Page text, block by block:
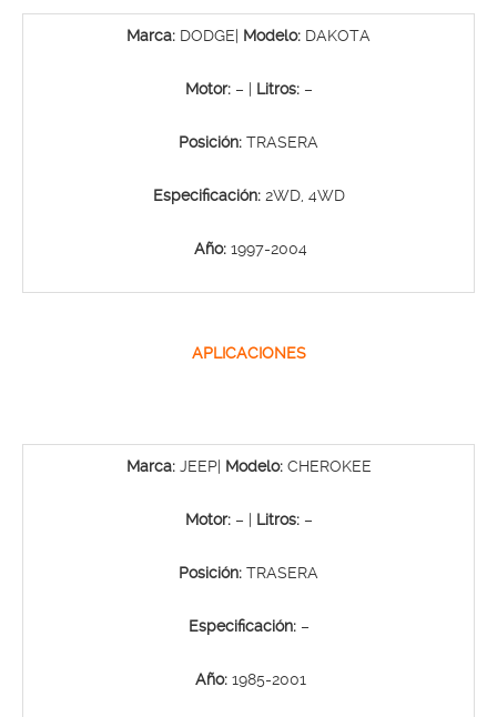
Marca: DODGE| Modelo: DAKOTA
Motor:– | Litros:–
Posición: TRASERA
Especificación: 2WD, 4WD
Año: 1997-2004
APLICACIONES
Marca:JEEP| Modelo: CHEROKEE
Motor:– | Litros:–
Posición: TRASERA
Especificación: –
Año: 1985-2001